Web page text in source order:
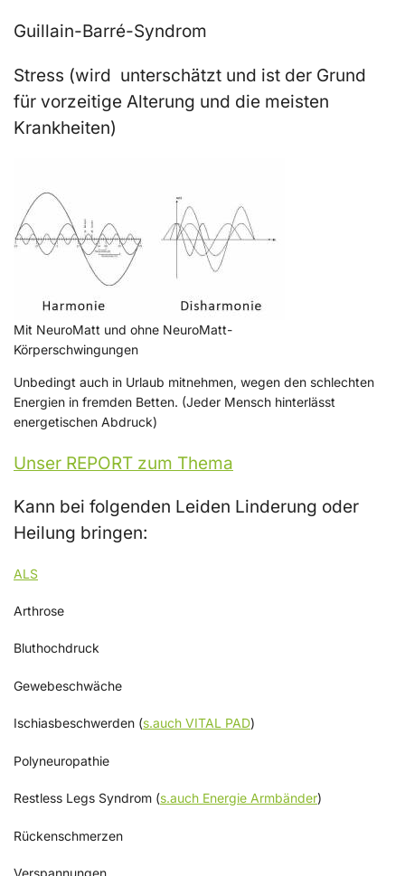
Guillain-Barré-Syndrom
Stress (wird unterschätzt und ist der Grund
für vorzeitige Alterung und die meisten
Krankheiten)
Mit NeuroMatt und ohne NeuroMatt-
Körperschwingungen
Unbedingt auch in Urlaub mitnehmen, wegen den schlechten
Energien in fremden Betten. (Jeder Mensch hinterlässt
energetischen Abdruck)
Unser REPORT zum Thema
Kann bei folgenden Leiden Linderung oder
Heilung bringen:
ALS
Arthrose
Bluthochdruck
Gewebeschwäche
Ischiasbeschwerden (s.auch VITAL PAD)
Polyneuropathie
Restless Legs Syndrom (s.auch Energie Armbänder)
Rückenschmerzen
Verspannungen